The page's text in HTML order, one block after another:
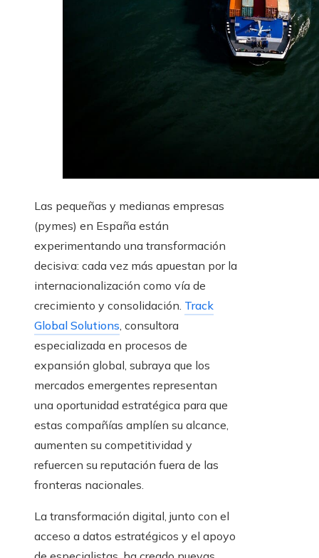
Las pequeñas y medianas empresas
(pymes) en España están
experimentando una transformación
decisiva: cada vez más apuestan por la
internacionalización como vía de
crecimiento y consolidación. Track
Global Solutions, consultora
especializada en procesos de
expansión global, subraya que los
mercados emergentes representan
una oportunidad estratégica para que
estas compañías amplíen su alcance,
aumenten su competitividad y
refuercen su reputación fuera de las
fronteras nacionales.
La transformación digital, junto con el
acceso a datos estratégicos y el apoyo